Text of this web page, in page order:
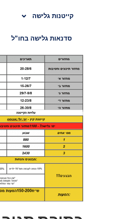
קייטנות גלישה
סדנאות גלישה בחו”ל